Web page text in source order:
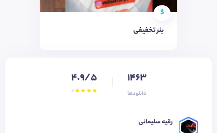
$
بنر تخفیفی
1463
دانلودها
4.9/5
رقیه سلیمانی